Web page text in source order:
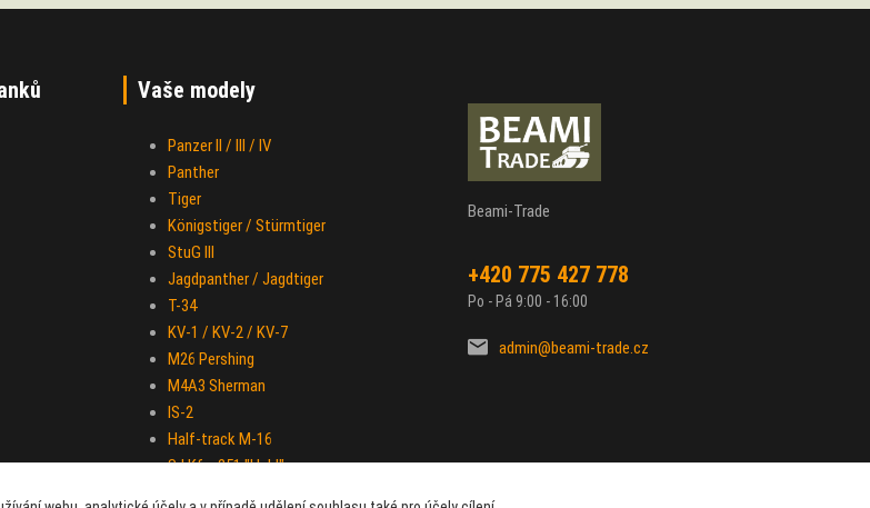
Vaše modely
Panzer II / III / IV
Panther
Tiger
Königstiger / Stürmtiger
StuG III
Jagdpanther / Jagdtiger
T-34
KV-1 / KV-2 / KV-7
M26 Pershing
M4A3 Sherman
IS-2
Half-track M-16
Sd.Kfz. 251 "Hakl"
Beami-Trade
+420 775 427 778
Po - Pá 9:00 - 16:00
admin@beami-trade.cz